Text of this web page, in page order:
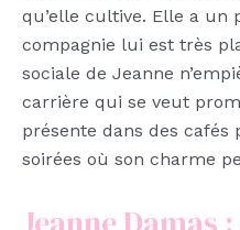
qu’elle cultive. Elle a un
compagnie lui est très
sociale de Jeanne
carrière qui se veut
présente dans des cafés
soirées où son charme